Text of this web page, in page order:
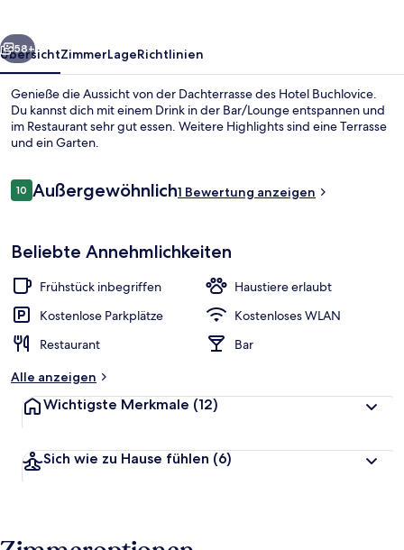
Außenbereich
Weiter
58+
ÜbersichtZimmerLageRichtlinien
Genieße die Aussicht von der Dachterrasse des Hotel Buchlovice.
Du kannst dich mit einem Drink in der Bar/Lounge entspannen und
im Restaurant sehr gut essen. Weitere Highlights sind eine Terrasse
und ein Garten.
Bewertungen
1010 von 10.
Außergewöhnlich1 Bewertung anzeigen
Beliebte Annehmlichkeiten
Frühstück inbegriffen
Haustiere erlaubt
Kostenlose Parkplätze
Kostenloses WLAN
Restaurant
Bar
Alle anzeigen
Wichtigste Merkmale (12)
Sich wie zu Hause fühlen (6)